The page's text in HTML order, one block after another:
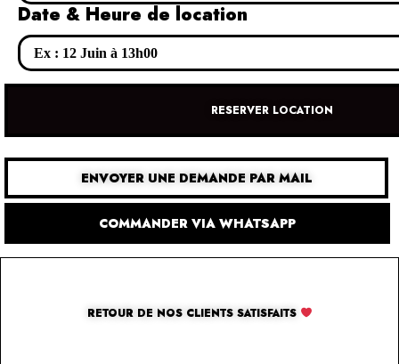
Date & Heure de location
RESERVER LOCATION
ENVOYER UNE DEMANDE PAR MAIL
COMMANDER VIA WHATSAPP
RETOUR DE NOS CLIENTS SATISFAITS